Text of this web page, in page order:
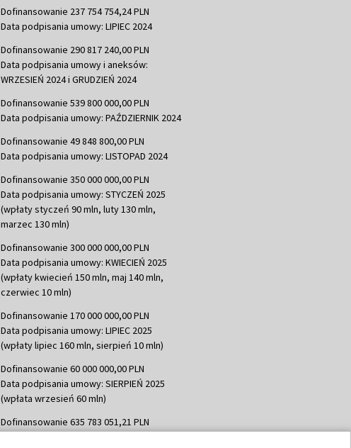
Dofinansowanie 237 754 754,24 PLN
Data podpisania umowy: LIPIEC 2024
Dofinansowanie 290 817 240,00 PLN
Data podpisania umowy i aneksów:
WRZESIEŃ 2024 i GRUDZIEŃ 2024
Dofinansowanie 539 800 000,00 PLN
Data podpisania umowy: PAŹDZIERNIK 2024
Dofinansowanie 49 848 800,00 PLN
Data podpisania umowy: LISTOPAD 2024
Dofinansowanie 350 000 000,00 PLN
Data podpisania umowy: STYCZEŃ 2025
(wpłaty styczeń 90 mln, luty 130 mln,
marzec 130 mln)
Dofinansowanie 300 000 000,00 PLN
Data podpisania umowy: KWIECIEŃ 2025
(wpłaty kwiecień 150 mln, maj 140 mln,
czerwiec 10 mln)
Dofinansowanie 170 000 000,00 PLN
Data podpisania umowy: LIPIEC 2025
(wpłaty lipiec 160 mln, sierpień 10 mln)
Dofinansowanie 60 000 000,00 PLN
Data podpisania umowy: SIERPIEŃ 2025
(wpłata wrzesień 60 mln)
Dofinansowanie 635 783 051,21 PLN